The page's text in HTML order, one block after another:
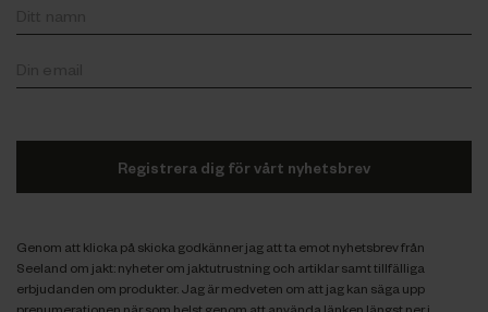
Registrera dig för vårt nyhetsbrev
Genom att klicka på skicka godkänner jag att ta emot nyhetsbrev från
Seeland om jakt: nyheter om jaktutrustning och artiklar samt tillfälliga
erbjudanden om produkter. Jag är medveten om att jag kan säga upp